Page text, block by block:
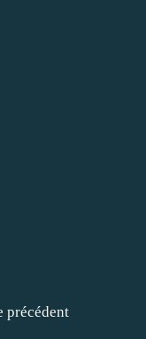
précédent